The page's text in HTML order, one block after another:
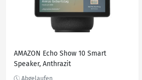
AMAZON Echo Show 10 Smart
Speaker, Anthrazit